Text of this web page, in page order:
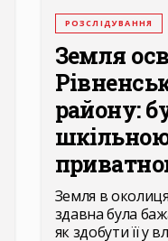
РОЗСЛІДУВАННЯ
Земля
району:
Земля в
здавна була
як здобути її у